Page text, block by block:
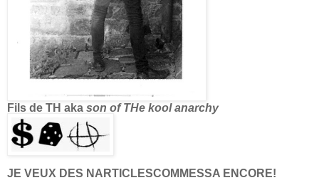
Fils de TH aka son of THe kool anarchy
JE VEUX DES NARTICLESCOMMESSA ENCORE!